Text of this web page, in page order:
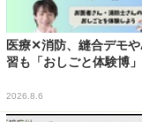
医療✕消防、縫合デモ
習も「おしごと体験博
2026.8.6